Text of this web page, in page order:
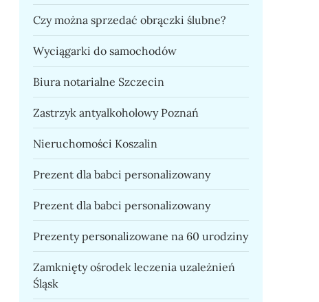
Czy można sprzedać obrączki ślubne?
Wyciągarki do samochodów
Biura notarialne Szczecin
Zastrzyk antyalkoholowy Poznań
Nieruchomości Koszalin
Prezent dla babci personalizowany
Prezent dla babci personalizowany
Prezenty personalizowane na 60 urodziny
Zamknięty ośrodek leczenia uzależnień
Śląsk